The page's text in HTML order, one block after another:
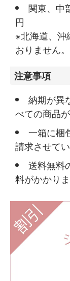
関東、中
円
※北海道、沖
おりません。
注意事項
納期が異
べての商品
一箱に梱
請求させて
送料無料
料がかかり